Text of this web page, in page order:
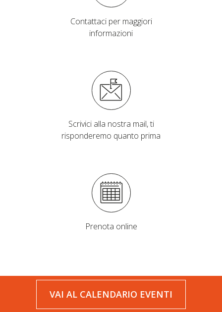
Contattaci per maggiori
informazioni
Scrivici alla nostra mail, ti
risponderemo quanto prima
Prenota online
VAI AL CALENDARIO EVENTI